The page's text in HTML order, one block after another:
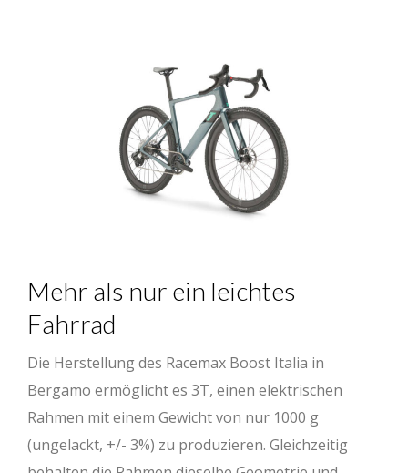
Mehr als nur ein leichtes
Fahrrad
Die Herstellung des Racemax Boost Italia in
Bergamo ermöglicht es 3T, einen elektrischen
Rahmen mit einem Gewicht von nur 1000 g
(ungelackt, +/- 3%) zu produzieren. Gleichzeitig